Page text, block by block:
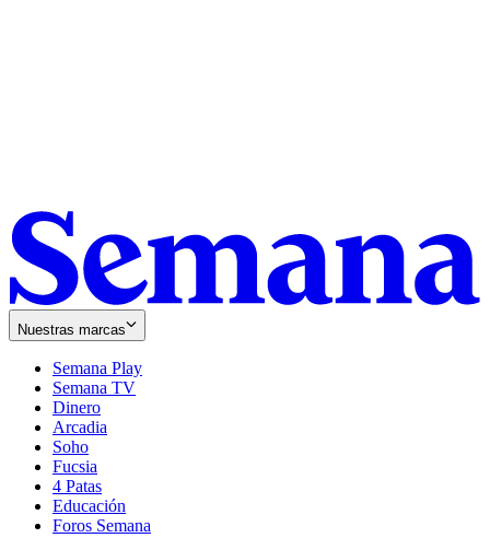
Nuestras marcas
Semana Play
Semana TV
Dinero
Arcadia
Soho
in
new
window
Fucsia
in
new
window
4 Patas
Educación
Foros Semana